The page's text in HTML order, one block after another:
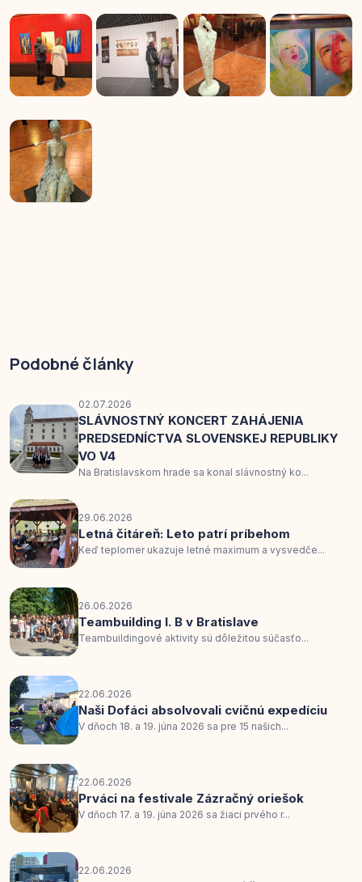
Podobné články
02.07.2026
SLÁVNOSTNÝ KONCERT ZAHÁJENIA
PREDSEDNÍCTVA SLOVENSKEJ REPUBLIKY
VO V4
Na Bratislavskom hrade sa konal slávnostný ko...
29.06.2026
Letná čitáreň: Leto patrí príbehom
Keď teplomer ukazuje letné maximum a vysvedče...
26.06.2026
Teambuilding I. B v Bratislave
Teambuildingové aktivity sú dôležitou súčasťo...
22.06.2026
Naši Dofáci absolvovali cvičnú expedíciu
V dňoch 18. a 19. júna 2026 sa pre 15 našich...
22.06.2026
Prváci na festivale Zázračný oriešok
V dňoch 17. a 19. júna 2026 sa žiaci prvého r...
22.06.2026